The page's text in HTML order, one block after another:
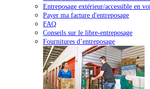
Entreposage extérieur/accessible en
Payer ma facture d'entreposage
FAQ
Conseils sur le libre-entreposage
Fournitures d’entreposage